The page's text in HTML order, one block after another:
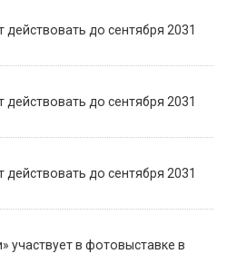
действовать до сентября 2031
действовать до сентября 2031
действовать до сентября 2031
участвует в фотовыставке в